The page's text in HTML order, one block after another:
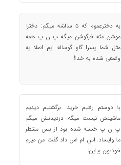
به دخترعموم که ۵ سالشه میگم: دخترا
موشن مثه خرگوشن میگه پ ن پ همه
مثل شما پسرا گاو گوساله ایم اصلا یه
وضعی شده به خدا!
با دوستم رفتیم خرید. برگشتیم دیدیم
ماشینش نیست میگه: دزدیدنش میگم
پ ن پ خسته شده بود از بس منتظر
ما وایساد. اس ام اس داد گفت من میرم
خودتون بیاین!